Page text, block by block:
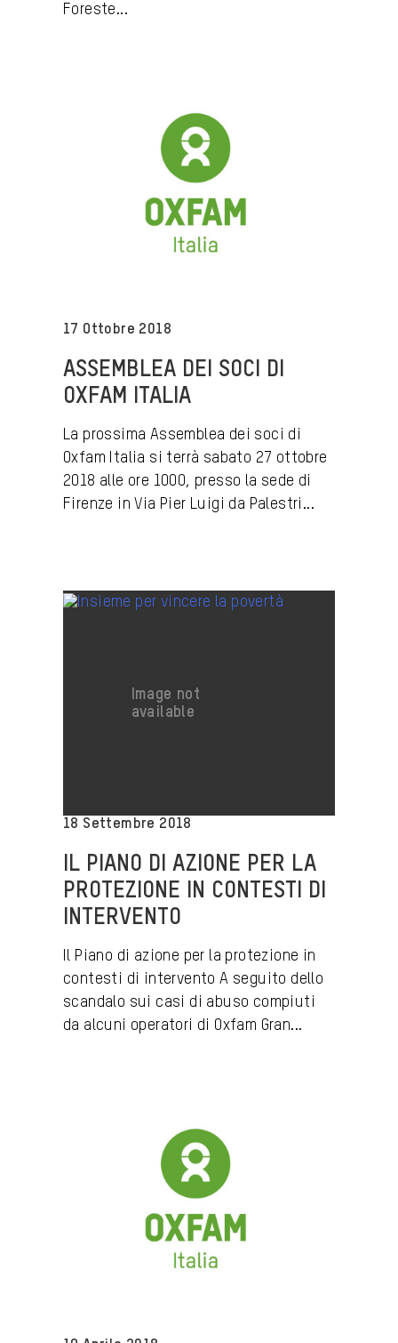
Foreste...
17 Ottobre 2018
ASSEMBLEA DEI SOCI DI
OXFAM ITALIA
La prossima Assemblea dei soci di
Oxfam Italia si terrà sabato 27 ottobre
2018 alle ore 1000, presso la sede di
Firenze in Via Pier Luigi da Palestri...
18 Settembre 2018
IL PIANO DI AZIONE PER LA
PROTEZIONE IN CONTESTI DI
INTERVENTO
Il Piano di azione per la protezione in
contesti di intervento A seguito dello
scandalo sui casi di abuso compiuti
da alcuni operatori di Oxfam Gran...